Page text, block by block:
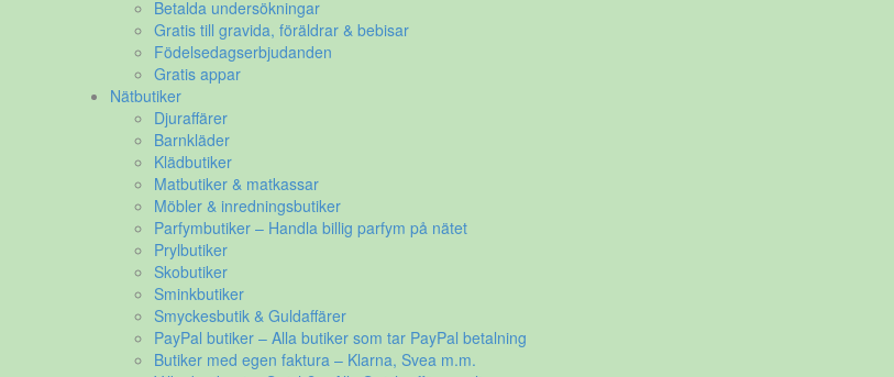
Betalda undersökningar
Gratis till gravida, föräldrar & bebisar
Födelsedagserbjudanden
Gratis appar
Nätbutiker
Djuraffärer
Barnkläder
Klädbutiker
Matbutiker & matkassar
Möbler & inredningsbutiker
Parfymbutiker – Handla billig parfym på nätet
Prylbutiker
Skobutiker
Sminkbutiker
Smyckesbutik & Guldaffärer
PayPal butiker – Alla butiker som tar PayPal betalning
Butiker med egen faktura – Klarna, Svea m.m.